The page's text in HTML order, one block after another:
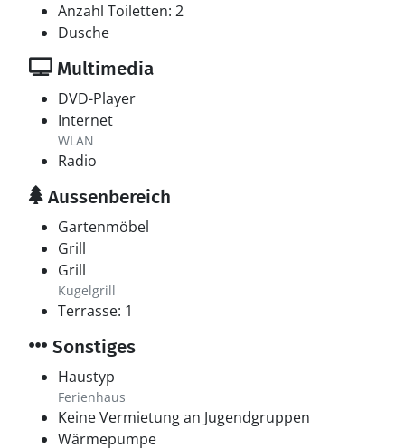
Anzahl Toiletten: 2
Dusche
Multimedia
DVD-Player
Internet
WLAN
Radio
Aussenbereich
Gartenmöbel
Grill
Grill
Kugelgrill
Terrasse: 1
Sonstiges
Haustyp
Ferienhaus
Keine Vermietung an Jugendgruppen
Wärmepumpe